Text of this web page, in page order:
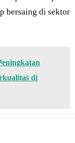
bersaing di sektor
di